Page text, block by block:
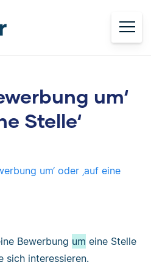
um‘
Stelle‘
um‘ oder ‚auf eine
Bewerbung um eine Stelle
sich interessieren.